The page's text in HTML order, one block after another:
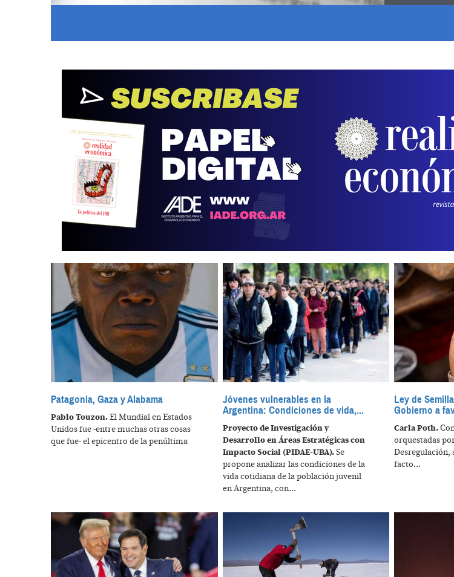
Patagonia, Gaza y Alabama
Pablo Touzon.El Mundial en Estados
Unidos fue -entre muchas otras cosas
que fue- el epicentro de la penúltima
Jóvenes vulnerables en la
Argentina: Condiciones de vida,...
Proyecto de Investigación y
Desarrollo en Áreas Estratégicas con
Impacto Social (PIDAE-UBA).Se
propone analizar las condiciones de la
vida cotidiana de la población juvenil
en Argentina, con...
Ley de
Gobierno a
Carla Poth.
orquestadas
Desregulación,
facto...